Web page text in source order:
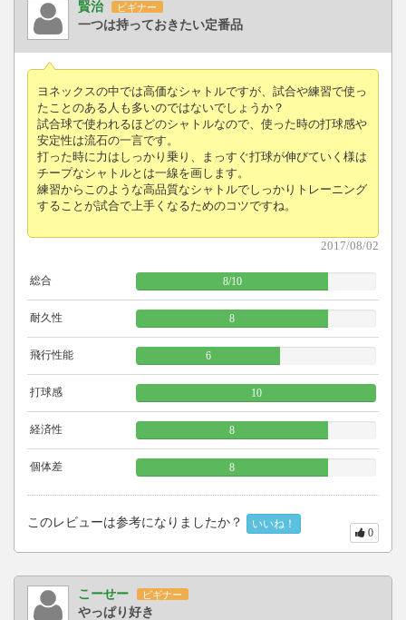
賢治 ビギナー
一つは持っておきたい定番品
ヨネックスの中では高価なシャトルですが、試合や練習で使っ
たことのある人も多いのではないでしょうか？
試合球で使われるほどのシャトルなので、使った時の打球感や
安定性は流石の一言です。
打った時に力はしっかり乗り、まっすぐ打球が伸びていく様は
チープなシャトルとは一線を画します。
練習からこのような高品質なシャトルでしっかりトレーニング
することが試合で上手くなるためのコツですね。
2017/08/02
総合 8/10
耐久性 8
飛行性能 6
打球感 10
経済性 8
個体差 8
このレビューは参考になりましたか？ いいね！
0
こーせー ビギナー
やっぱり好き